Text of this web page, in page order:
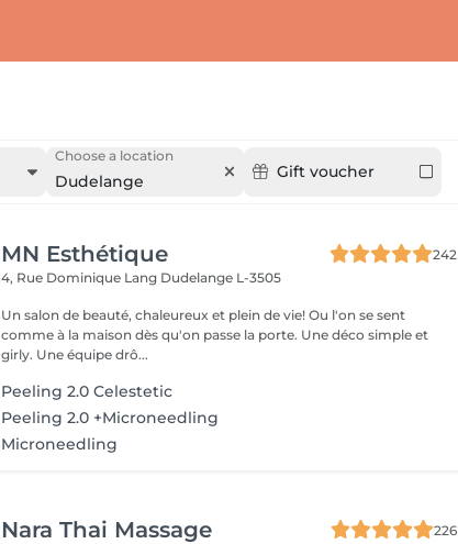
Choose a location
Dudelange Gift voucher
MN Esthétique
242
4, Rue Dominique Lang Dudelange L-3505
Un salon de beauté, chaleureux et plein de vie! Ou l'on se sent
comme à la maison dès qu'on passe la porte. Une déco simple et
girly. Une équipe drô...
Peeling 2.0 Celestetic
Peeling 2.0 +Microneedling
Microneedling
Nara Thai Massage
226